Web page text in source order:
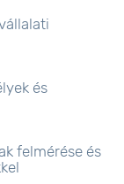
és
felmérése és